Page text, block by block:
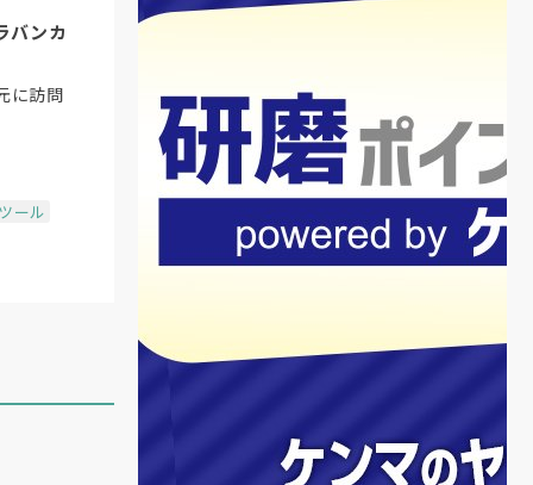
バンカ
に訪問
ール